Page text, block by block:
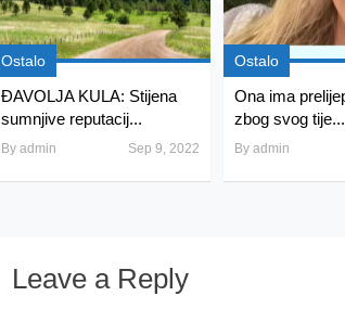
Ostalo
ĐAVOLJA KULA: Stijena
sumnjive reputacij...
By admin Sep 9, 2022
Ostalo
Ona ima
zbog svog tije...
By admin
Leave a Reply